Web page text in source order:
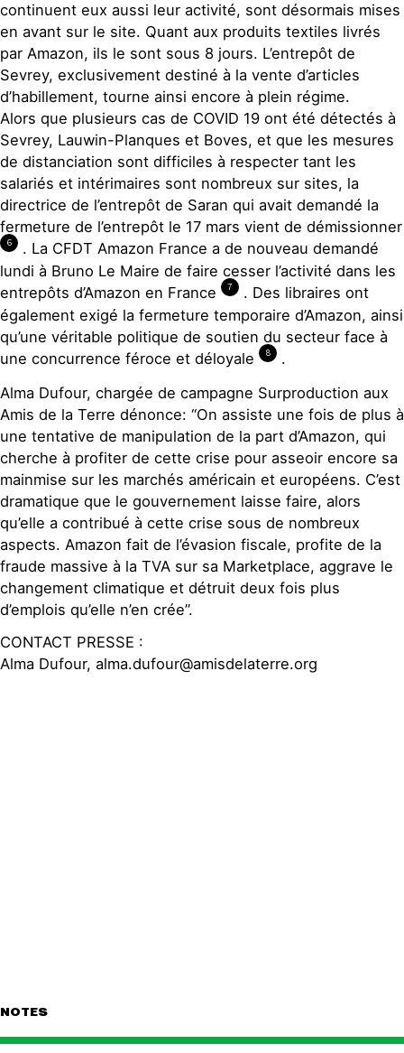
continuent eux aussi leur activité, sont désormais mises
en avant sur le site. Quant aux produits textiles livrés
par Amazon, ils le sont sous 8 jours. L’entrepôt de
Sevrey, exclusivement destiné à la vente d’articles
d’habillement, tourne ainsi encore à plein régime.
Alors que plusieurs cas de COVID 19 ont été détectés à
Sevrey, Lauwin-Planques et Boves, et que les mesures
de distanciation sont difficiles à respecter tant les
salariés et intérimaires sont nombreux sur sites, la
directrice de l’entrepôt de Saran qui avait demandé la
fermeture de l’entrepôt le 17 mars vient de démissionner
6
. La CFDT Amazon France a de nouveau demandé
lundi à Bruno Le Maire de faire cesser l’activité dans les
entrepôts d’Amazon en France
7
. Des libraires ont
également exigé la fermeture temporaire d’Amazon, ainsi
qu’une véritable politique de soutien du secteur face à
une concurrence féroce et déloyale
8
.
Alma Dufour, chargée de campagne Surproduction aux
Amis de la Terre dénonce: “On assiste une fois de plus à
une tentative de manipulation de la part d’Amazon, qui
cherche à profiter de cette crise pour asseoir encore sa
mainmise sur les marchés américain et européens. C’est
dramatique que le gouvernement laisse faire, alors
qu’elle a contribué à cette crise sous de nombreux
aspects. Amazon fait de l’évasion fiscale, profite de la
fraude massive à la TVA sur sa Marketplace, aggrave le
changement climatique et détruit deux fois plus
d’emplois qu’elle n’en crée”.
CONTACT PRESSE :
Alma Dufour, alma.dufour@amisdelaterre.org
NOTES